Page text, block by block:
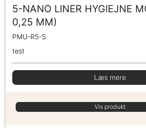
5-NANO LINER HYGIEJNE
0,25 MM)
PMU-R5-S
test
Læs mere
Vis produkt